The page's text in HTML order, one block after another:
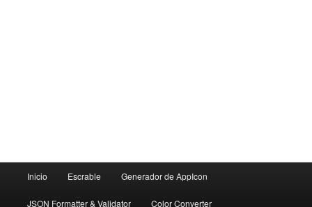
Inicio Escrable Generador de AppIcon
JSON Formatter & Validator Color Converter